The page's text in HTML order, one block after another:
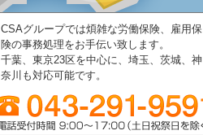
CSAグループでは煩雑な労働保険、雇用保
険の事務処理をお手伝い致します。
千葉、東京23区を中心に、埼玉、茨城、神
奈川も対応可能です。